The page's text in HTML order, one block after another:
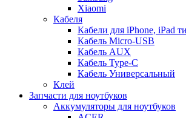
Xiaomi
Кабеля
Кабели для iPhone, iPad
Кабель Micro-USB
Кабель AUX
Кабель Type-C
Кабель Универсальный
Клей
Запчасти для ноутбуков
Аккумуляторы для ноутбуков